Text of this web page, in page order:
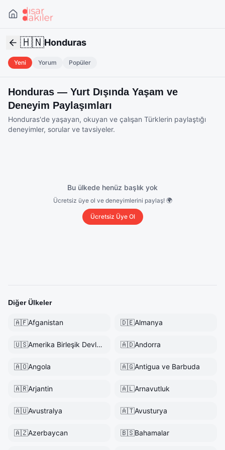
🇭🇳Honduras
Yeni Yorum Popüler
Honduras — Yurt Dışında Yaşam ve
Deneyim Paylaşımları
Honduras'de yaşayan, okuyan ve çalışan Türklerin paylaştığı
deneyimler, sorular ve tavsiyeler.
Bu ülkede henüz başlık yok
Ücretsiz üye ol ve deneyimlerini paylaş! 🌍
Ücretsiz Üye Ol
Diğer Ülkeler
🇦🇫Afganistan 🇩🇪Almanya
🇺🇸 Amerika Birleşik Devletleri 🇦🇩Andorra
🇦🇴Angola 🇦🇬Antigua ve Barbuda
🇦🇷Arjantin 🇦🇱Arnavutluk
🇦🇺Avustralya 🇦🇹Avusturya
🇦🇿Azerbaycan 🇧🇸Bahamalar